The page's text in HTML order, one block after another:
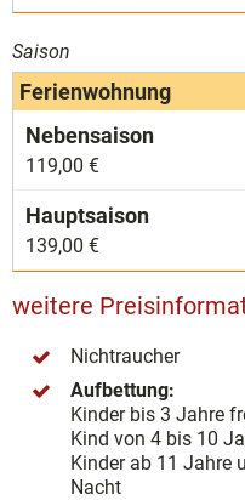
Saison
Ferienwohnung
119,00 €
139,00 €
weitere
Nichtraucher
Aufbettung:
Kinder bis 3 Jahre
Kind von 4 bis 10
Kinder ab 11 Jahre
Nacht